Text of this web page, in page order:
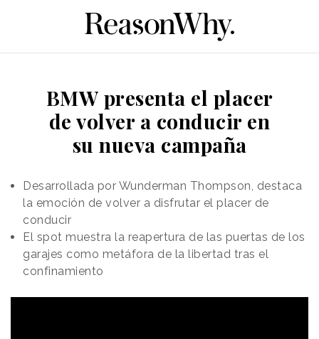
BMW presenta el placer
de volver a conducir en
su nueva campaña
Desarrollada por Wunderman Thompson, destaca
la emoción de volver a disfrutar el placer de
conducir
El spot muestra la reapertura de las puertas de los
garajes como metáfora de la libertad tras el
confinamiento